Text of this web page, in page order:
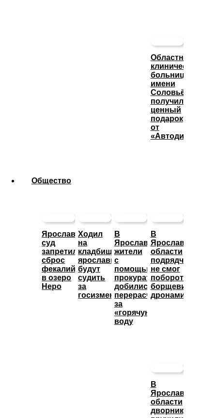
Областная
клиническая
больница
имени
Соловьёва
получила
ценный
подарок
от
«Автодизеля»
Общество
Ярославский
суд
запретил
сброс
фекалий
в озеро
Неро
Ходил
на
кладбище:
ярославца
будут
судить
за
госизмену
В
Ярославле
жители
с
помощью
прокуратуры
добились
перерасчета
за
«горячую»
воду
В
Ярославской
области
подрядчик
не смог
побороть
борщевик
дронами
В
Ярославской
области
дворнику